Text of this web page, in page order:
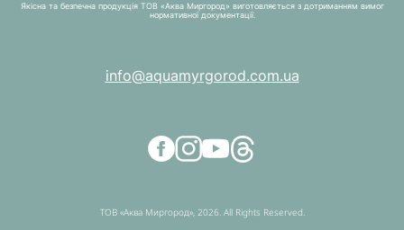
ТОВ «Аква Миргород», 2026. All Rights Reserved.
Якісна та безпечна продукція ТОВ «Аква Миргород» виготовляється з дотриманням вимог
нормативної документації.
info@aquamyrgorod.com.ua